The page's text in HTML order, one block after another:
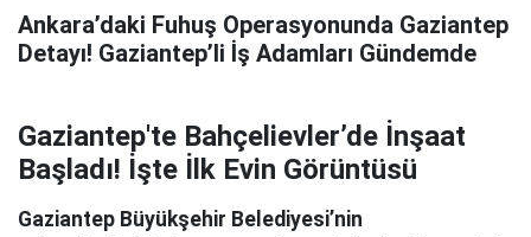
Ankara’daki Fuhuş Operasyonunda Gaziantep
Detayı! Gaziantep’li İş Adamları Gündemde
Gaziantep'te Bahçelievler’de İnşaat
Başladı! İşte İlk Evin Görüntüsü
Gaziantep Büyükşehir Belediyesi’nin